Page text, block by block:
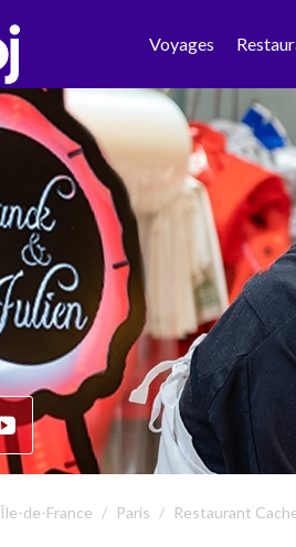
Voyages
Île-de-France Paris Restaurant